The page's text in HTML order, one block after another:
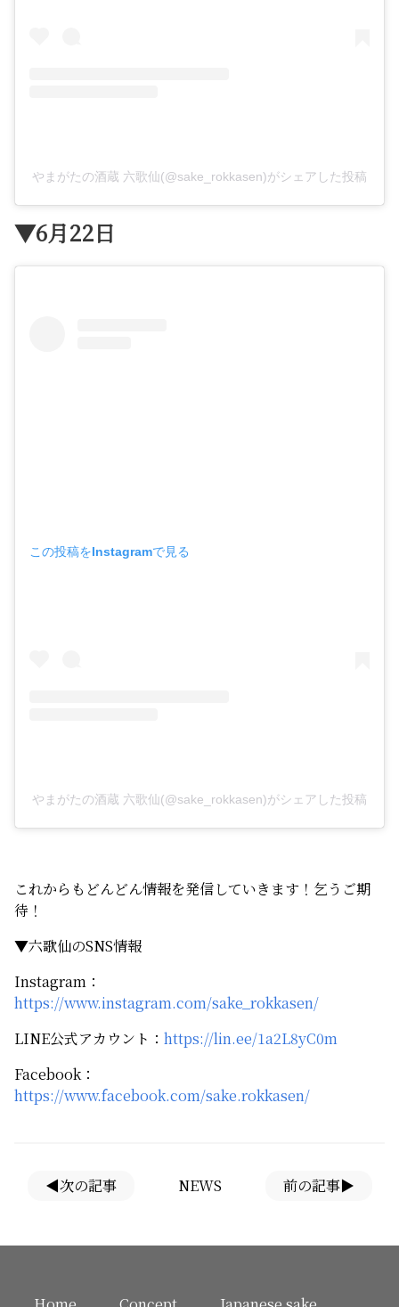
やまがたの酒蔵 六歌仙(@sake_rokkasen)がシェアした投稿
▼6月22日
この投稿をInstagramで見る
やまがたの酒蔵 六歌仙(@sake_rokkasen)がシェアした投稿
これからもどんどん情報を発信していきます！乞うご期
待！
▼六歌仙のSNS情報
Instagram：
https://www.instagram.com/sake_rokkasen/
LINE公式アカウント： https://lin.ee/1a2L8yC0m
Facebook：
https://www.facebook.com/sake.rokkasen/
◀次の記事 NEWS 前の記事▶